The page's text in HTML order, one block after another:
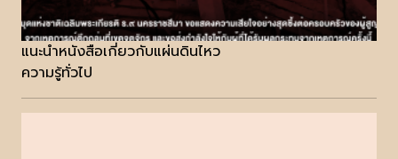
แนะนำหนังสือเกี่ยวกับแผ่นดินไหว
ความรู้ทั่วไป